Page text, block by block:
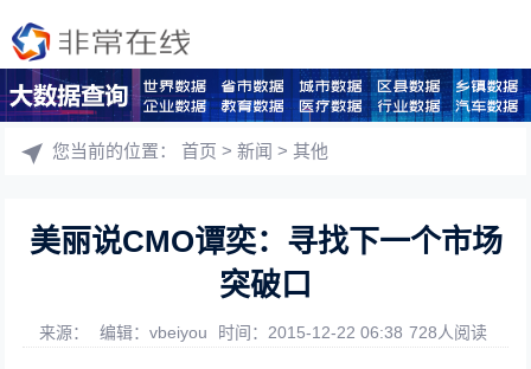
您当前的位置：首页 >新闻 >其他
美丽说CMO谭奕：寻找下一个市场
突破口
来源： 编辑：vbeiyou 时间：2015-12-22 06:38 728人阅读